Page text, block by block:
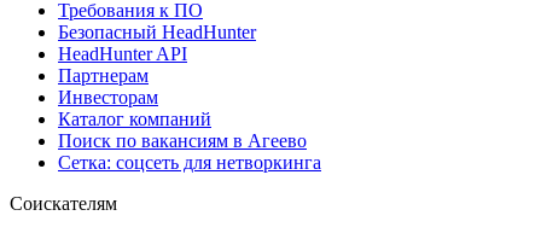
Требования к ПО
Безопасный HeadHunter
HeadHunter API
Партнерам
Инвесторам
Каталог компаний
Поиск по вакансиям в Агеево
Сетка: соцсеть для нетворкинга
Соискателям